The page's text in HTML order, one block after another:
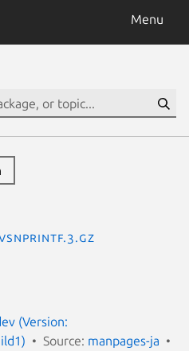
Menu
(Version:
Source: manpages-ja